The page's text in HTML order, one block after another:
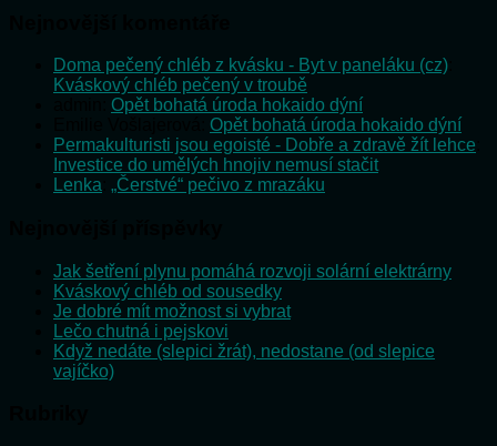
Doma pečený chléb z kvásku - Byt v paneláku (cz)
Kváskový chléb pečený v troubě
Opět bohatá úroda hokaido dýní
Opět bohatá úroda hokaido dýní
Permakulturisti jsou egoisté - Dobře a zdravě žít lehce
Investice do umělých hnojiv nemusí stačit
Lenka „Čerstvé“ pečivo z mrazáku
Jak šetření plynu pomáhá rozvoji solární elektrárny
Kváskový chléb od sousedky
Je dobré mít možnost si vybrat
Lečo chutná i pejskovi
Když nedáte (slepici žrát), nedostane (od slepice
vajíčko)